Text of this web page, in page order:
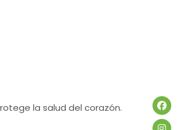
la salud del corazón.